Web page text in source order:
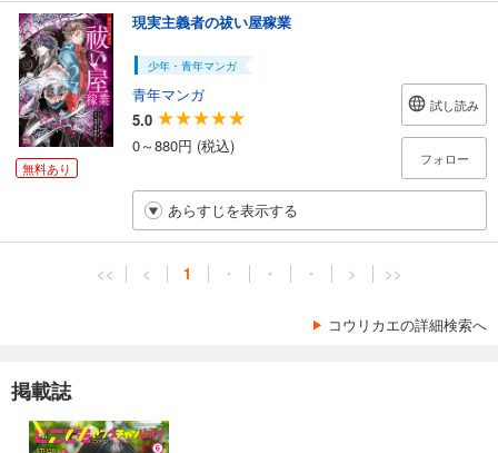
無料あり
現実主義者の祓い屋稼業
少年・青年マンガ
青年マンガ
5.0
0～880円 (税込)
試し読み
フォロー
あらすじを表示する
<< < 1 ・ ・ ・ > >>
コウリカエの詳細検索へ
掲載誌